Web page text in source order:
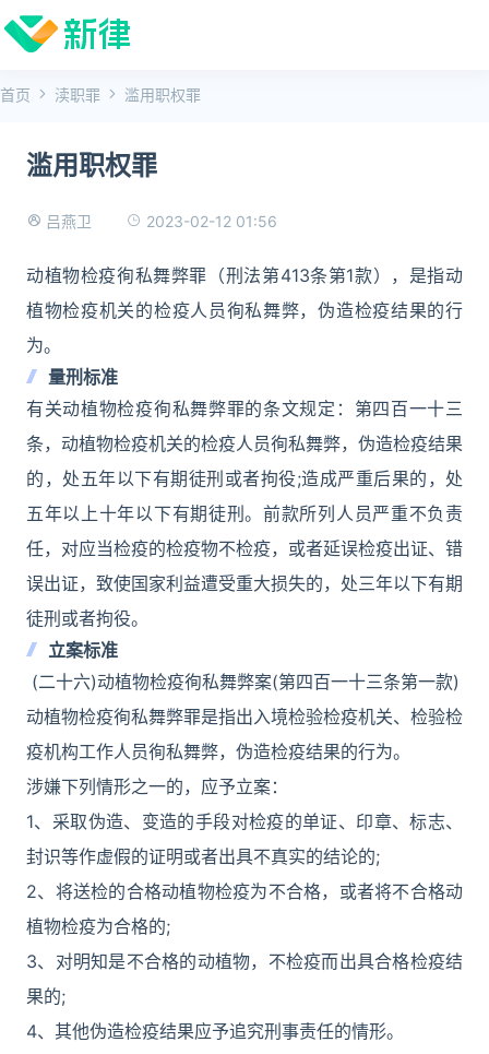
首页 渎职罪 滥用职权罪
滥用职权罪
吕燕卫 2023-02-12 01:56
动植物检疫徇私舞弊罪（刑法第413条第1款），是指动
植物检疫机关的检疫人员徇私舞弊，伪造检疫结果的行
为。
量刑标准
有关动植物检疫徇私舞弊罪的条文规定：第四百一十三
条，动植物检疫机关的检疫人员徇私舞弊，伪造检疫结果
的，处五年以下有期徒刑或者拘役;造成严重后果的，处
五年以上十年以下有期徒刑。前款所列人员严重不负责
任，对应当检疫的检疫物不检疫，或者延误检疫出证、错
误出证，致使国家利益遭受重大损失的，处三年以下有期
徒刑或者拘役。
立案标准
(二十六)动植物检疫徇私舞弊案(第四百一十三条第一款)
动植物检疫徇私舞弊罪是指出入境检验检疫机关、检验检
疫机构工作人员徇私舞弊，伪造检疫结果的行为。
涉嫌下列情形之一的，应予立案：
1、采取伪造、变造的手段对检疫的单证、印章、标志、
封识等作虚假的证明或者出具不真实的结论的;
2、将送检的合格动植物检疫为不合格，或者将不合格动
植物检疫为合格的;
3、对明知是不合格的动植物，不检疫而出具合格检疫结
果的;
4、其他伪造检疫结果应予追究刑事责任的情形。